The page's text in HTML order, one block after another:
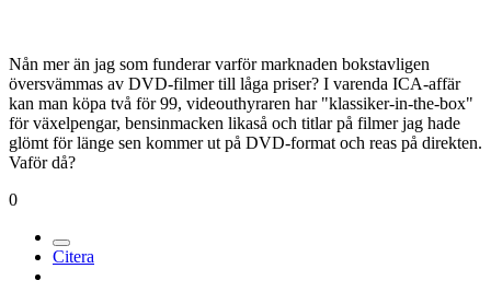
Nån mer än jag som funderar varför marknaden bokstavligen
översvämmas av DVD-filmer till låga priser? I varenda ICA-affär
kan man köpa två för 99, videouthyraren har "klassiker-in-the-box"
för växelpengar, bensinmacken likaså och titlar på filmer jag hade
glömt för länge sen kommer ut på DVD-format och reas på direkten.
Vaför då?
0
Citera